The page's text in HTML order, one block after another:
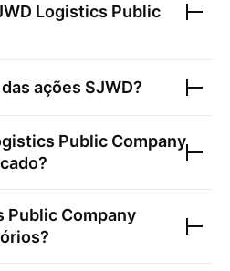
Logistics Public
ações SJWD?
Public Company
Public Company